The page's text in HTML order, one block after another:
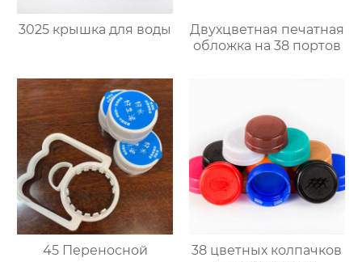
3025 крышка для воды
Двухцветная печатная
обложка на 38 портов
45 Переносной
38 цветных колпачков